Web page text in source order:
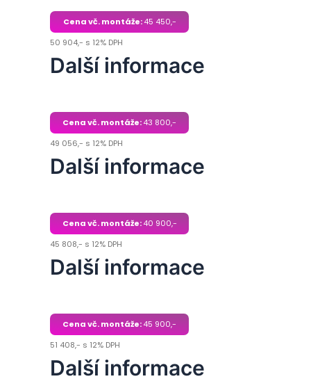
Cena vč. montáže:45 450,-
50 904,- s 12% DPH
Další informace
Cena vč. montáže:43 800,-
49 056,- s 12% DPH
Další informace
Cena vč. montáže:40 900,-
45 808,- s 12% DPH
Další informace
Cena vč. montáže:45 900,-
51 408,- s 12% DPH
Další informace